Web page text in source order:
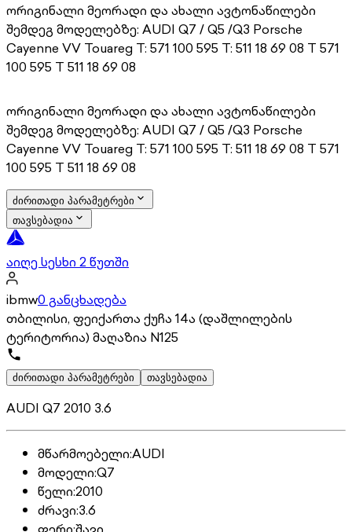
ორიგინალი მეორადი და ახალი ავტონაწილები
შემდეგ მოდელებზე: AUDI Q7 / Q5 /Q3 Porsche
Cayenne VV Touareg T: 571 100 595 T: 511 18 69 08 T 571
100 595 T 511 18 69 08
ორიგინალი მეორადი და ახალი ავტონაწილები
შემდეგ მოდელებზე: AUDI Q7 / Q5 /Q3 Porsche
Cayenne VV Touareg T: 571 100 595 T: 511 18 69 08 T 571
100 595 T 511 18 69 08
ძირითადი პარამეტრები
თავსებადია
აიღე სესხი 2 წუთში
ibmw0 განცხადება
თბილისი, ფეიქართა ქუჩა 14ა (დაშლილების
ტერიტორია) მაღაზია N125
ძირითადი პარამეტრები თავსებადია
AUDI Q7 2010 3.6
მწარმოებელი:AUDI
მოდელი:Q7
წელი:2010
ძრავი:3.6